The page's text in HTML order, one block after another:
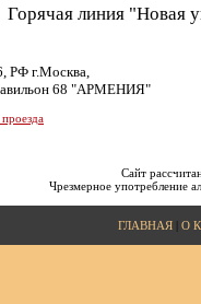
Горячая линия "Новая
РФ г.Москва,
68 "АРМЕНИЯ"
Сайт
Чрезмерное употребление
ГЛАВНАЯ| О